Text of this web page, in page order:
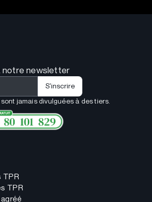
notre newsletter
jamais divulguées à des tiers.
TPR
TPR